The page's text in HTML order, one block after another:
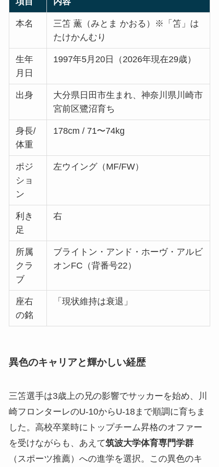
本名
三笘 薫（みとま かおる）※「笘」は
たけかんむり
生年
月日
1997年5月20日（2026年現在29歳）
出身
大分県日田市生まれ、神奈川県川崎市
宮前区鷺沼育ち
身長/
体重
178cm / 71〜74kg
ポジ
ショ
ン
左ウイング（MF/FW）
利き
足
右
所属
クラ
ブ
ブライトン・アンド・ホーヴ・アルビ
オンFC（背番号22）
座右
の銘
「現状維持は衰退」
異色のキャリアと輝かしい経歴
三笘選手は3歳上の兄の影響でサッカーを始め、川
崎フロンターレのU-10からU-18まで順調に育ちま
した。高校卒業時にトップチーム昇格のオファー
を受けながらも、あえて筑波大学体育専門学群
（スポーツ推薦）への進学を選択。この異色のキ